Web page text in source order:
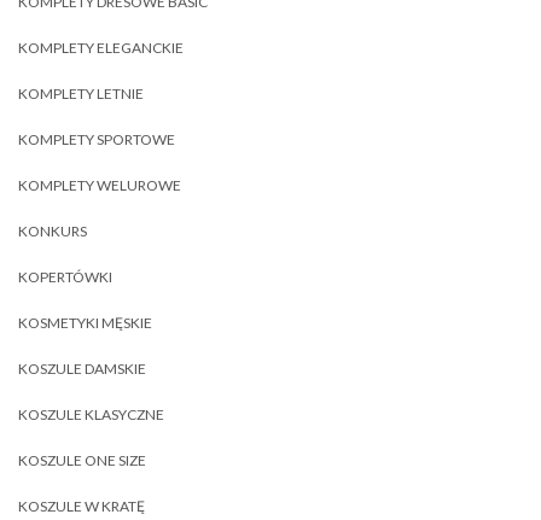
KOMPLETY ELEGANCKIE
KOMPLETY LETNIE
KOMPLETY SPORTOWE
KOMPLETY WELUROWE
KONKURS
KOPERTÓWKI
KOSMETYKI MĘSKIE
KOSZULE DAMSKIE
KOSZULE KLASYCZNE
KOSZULE ONE SIZE
KOSZULE W KRATĘ